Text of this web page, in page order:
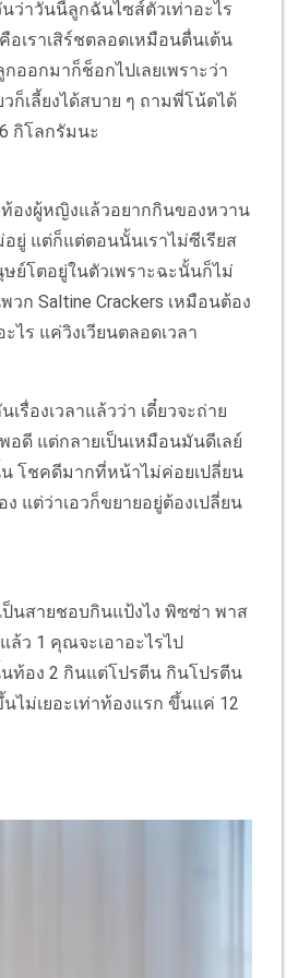
ว่าวันนี้ลูกฉันไซส์ตัวเท่าอะไร
เราเสิร์ชตลอดเหมือนตื่นเต้น
ออกมาก็ช็อกไปเลยเพราะว่า
ก็เลี้ยงได้สบาย ๆ ถามพี่โน้ตได้
กิโลกรัมนะ
องผู้หญิงแล้วอยากกินของหวาน
ยู่ แต่ก็แต่ตอนนั้นเราไม่ซีเรียส
ย์โตอยู่ในตัวเพราะฉะนั้นก็ไม่
ก Saltine Crackers เหมือนต้อง
ร แค่วิงเวียนตลอดเวลา
รื่องเวลาแล้วว่า เดี๋ยวจะถ่าย
อดี แต่กลายเป็นเหมือนมันดีเลย์
น โชคดีมากที่หน้าไม่ค่อยเปลี่ยน
แต่ว่าเอวก็ขยายอยู่ต้องเปลี่ยน
ป็นสายชอบกินแป้งไง พิซซ่า พาส
ว 1 คุณจะเอาอะไรไป
ท้อง 2 กินแต่โปรตีน กินโปรตีน
ไม่เยอะเท่าท้องแรก ขึ้นแค่ 12